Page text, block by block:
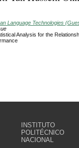
Language Technologies
Analysis for the
INSTITUTO
POLITÉCNICO
NACIONAL